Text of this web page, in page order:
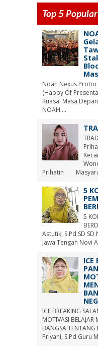
Top 5
Noah Nexus
(Happy Of
Kuasai Masa
NOAH ...
Prihatin
5
5
Astutik, S.Pd.SD
Jawa Tengah
ICE
ICE BREAKING
MOTIVASI BELAJAR
BANGSA
Priyani, S.Pd Guru